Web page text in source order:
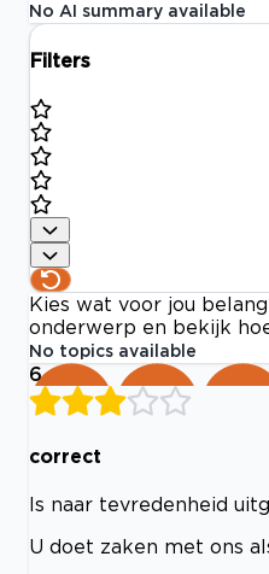
No AI summary available
Filters
Kies wat voor jou
onderwerp en bekijk
No topics available
6
correct
Is naar tevredenheid
U doet zaken met ons